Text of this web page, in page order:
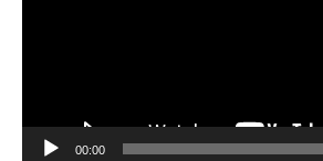
00:00